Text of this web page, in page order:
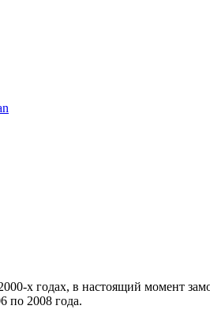
х годах, в настоящий момент
по 2008 года.